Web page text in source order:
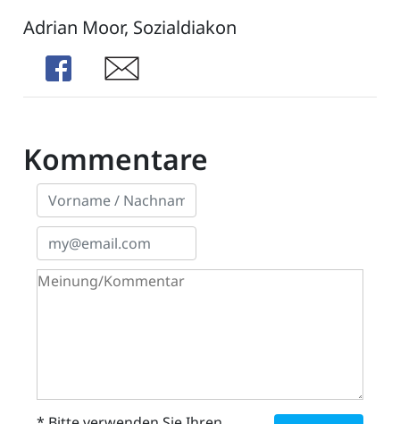
Adrian Moor, Sozialdiakon
Share
Share
Kommentare